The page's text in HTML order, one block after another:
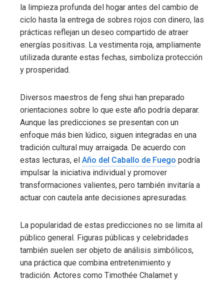
la limpieza profunda del hogar antes del cambio de
ciclo hasta la entrega de sobres rojos con dinero, las
prácticas reflejan un deseo compartido de atraer
energías positivas. La vestimenta roja, ampliamente
utilizada durante estas fechas, simboliza protección
y prosperidad.
Diversos maestros de feng shui han preparado
orientaciones sobre lo que este año podría deparar.
Aunque las predicciones se presentan con un
enfoque más bien lúdico, siguen integradas en una
tradición cultural muy arraigada. De acuerdo con
estas lecturas, el Año del Caballo de Fuego podría
impulsar la iniciativa individual y promover
transformaciones valientes, pero también invitaría a
actuar con cautela ante decisiones apresuradas.
La popularidad de estas predicciones no se limita al
público general. Figuras públicas y celebridades
también suelen ser objeto de análisis simbólicos,
una práctica que combina entretenimiento y
tradición. Actores como Timothée Chalamet y